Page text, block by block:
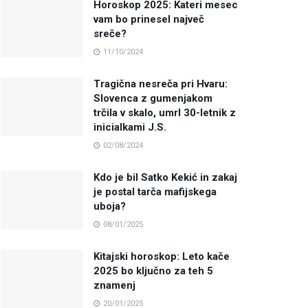
Horoskop 2025: Kateri mesec
vam bo prinesel največ
sreče?
11/10/2024
Tragična nesreča pri Hvaru:
Slovenca z gumenjakom
trčila v skalo, umrl 30-letnik z
inicialkami J.S.
02/08/2024
Kdo je bil Satko Kekić in zakaj
je postal tarča mafijskega
uboja?
08/01/2025
Kitajski horoskop: Leto kače
2025 bo ključno za teh 5
znamenj
20/01/2025